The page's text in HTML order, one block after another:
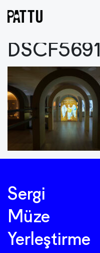
DSCF5691
Sergi
Müze
Yerleştirme